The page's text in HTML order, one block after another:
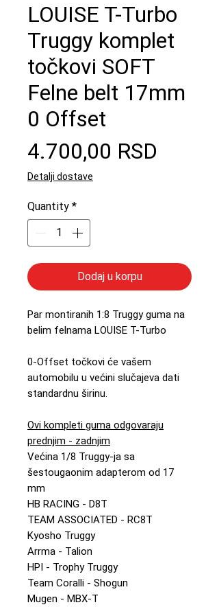
LOUISE T-Turbo
Truggy komplet
točkovi SOFT
Felne belt 17mm
0 Offset
4.700,00 RSD
Detalji dostave
Quantity *
Dodaj u korpu
Par montiranih 1:8 Truggy guma na
belim felnama LOUISE T-Turbo
0-Offset točkovi će vašem
automobilu u većini slučajeva dati
standardnu širinu.
Ovi kompleti guma odgovaraju
prednjim - zadnjim
Većina 1/8 Truggy-ja sa
šestougaonim adapterom od 17
mm
HB RACING - D8T
TEAM ASSOCIATED - RC8T
Kyosho Truggy
Arrma - Talion
HPI - Trophy Truggy
Team Coralli - Shogun
Mugen - MBX-T